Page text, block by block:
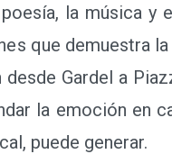
la música y
que demuestra
Gardel a
la emoción en
puede generar.